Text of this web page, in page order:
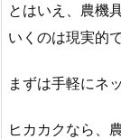
とはいえ、農機
いくのは現実的
まずは手軽にネ
ヒカカクなら、